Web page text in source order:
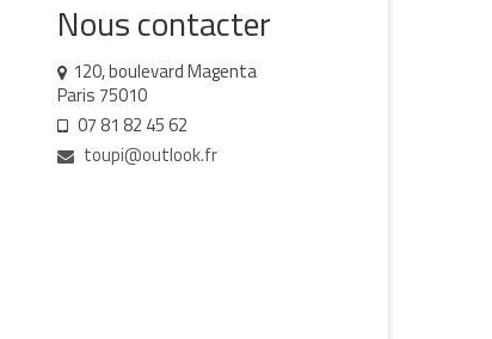
Nous contacter
120, boulevard Magenta
Paris 75010
07 81 82 45 62
toupi@outlook.fr